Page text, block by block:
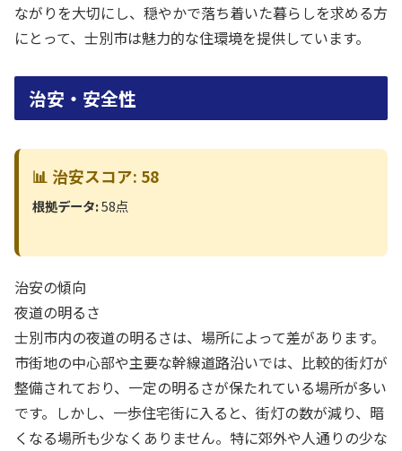
ながりを大切にし、穏やかで落ち着いた暮らしを求める方
にとって、士別市は魅力的な住環境を提供しています。
治安・安全性
📊 治安スコア: 58
根拠データ:58点
治安の傾向
夜道の明るさ
士別市内の夜道の明るさは、場所によって差があります。
市街地の中心部や主要な幹線道路沿いでは、比較的街灯が
整備されており、一定の明るさが保たれている場所が多い
です。しかし、一歩住宅街に入ると、街灯の数が減り、暗
くなる場所も少なくありません。特に郊外や人通りの少な